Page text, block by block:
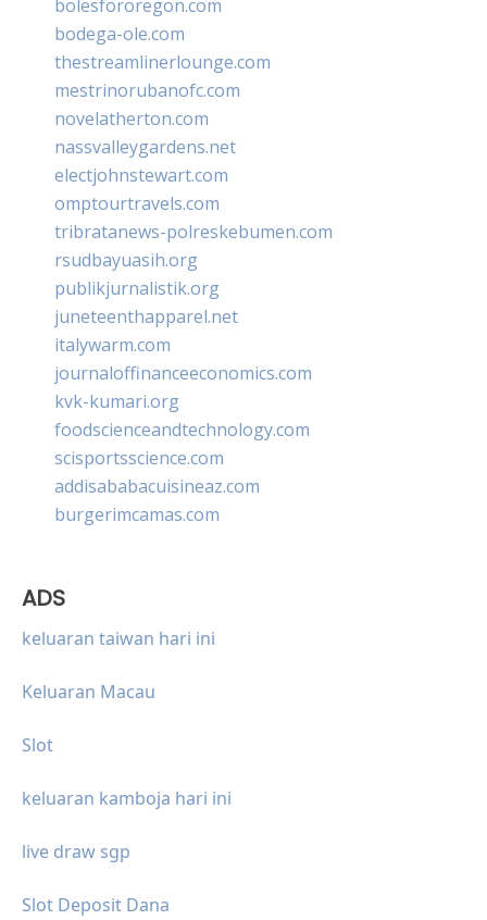
bolesfororegon.com
bodega-ole.com
thestreamlinerlounge.com
mestrinorubanofc.com
novelatherton.com
nassvalleygardens.net
electjohnstewart.com
omptourtravels.com
tribratanews-polreskebumen.com
rsudbayuasih.org
publikjurnalistik.org
juneteenthapparel.net
italywarm.com
journaloffinanceeconomics.com
kvk-kumari.org
foodscienceandtechnology.com
scisportsscience.com
addisababacuisineaz.com
burgerimcamas.com
ADS
keluaran taiwan hari ini
Keluaran Macau
Slot
keluaran kamboja hari ini
live draw sgp
Slot Deposit Dana